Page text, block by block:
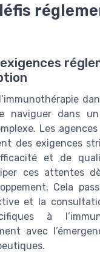
naviguer dans
Les agences
des exigences
et de
ces attentes
Cela
et la
à
avec